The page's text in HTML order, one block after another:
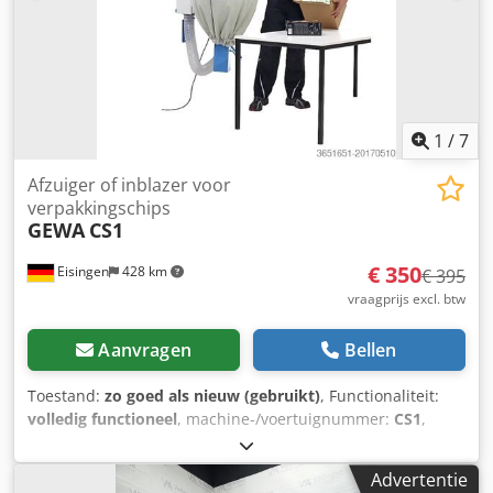
1 /7
Eisingen 428 km
Afzuiger of inblazer voor
verpakkingschips
GEWA CS1
€ 350€ 395
vraagprijs excl. btw
Aanvragen Bellen
Toestand: zo goed als nieuw (gebruikt), Functionaliteit:
volledig functioneel, machine-/voertuignummer: CS1,
GEWA Chio Zuig- en Blaasapparaat CS1 – veelzijdig zuig-
en blaasapparaat Te koop aangeboden: een GEWA Chio
Zuig- en Blaasapparaat CS1. De nieuwprijs bedroeg circa €
Advertentie